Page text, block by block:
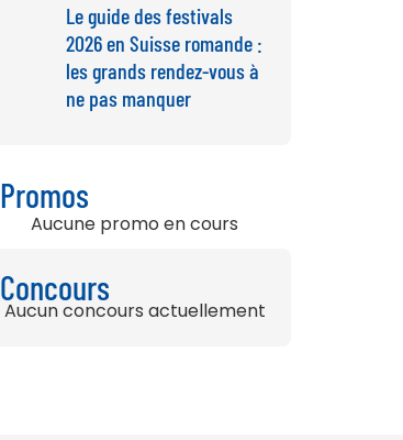
Le guide des festivals
2026 en Suisse romande :
les grands rendez-vous à
ne pas manquer
Promos
Aucune promo en cours
Concours
Aucun concours actuellement